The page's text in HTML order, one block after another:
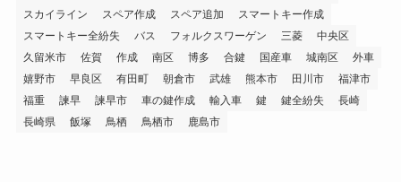
スカイライン
スペア作成 スペア追加
スマートキー作成
スマートキー全紛失
バス フォルクスワーゲン 三菱
中央区
久留米市
佐賀 作成 南区 博多 合鍵 国産車 城南区
外車
嬉野市
早良区 有田町 朝倉市 武雄 熊本市 田川市
福津市
福重
諫早 諫早市 車の鍵作成 輸入車 鍵 鍵全紛失
長崎
長崎県
飯塚 鳥栖 鳥栖市 鹿島市